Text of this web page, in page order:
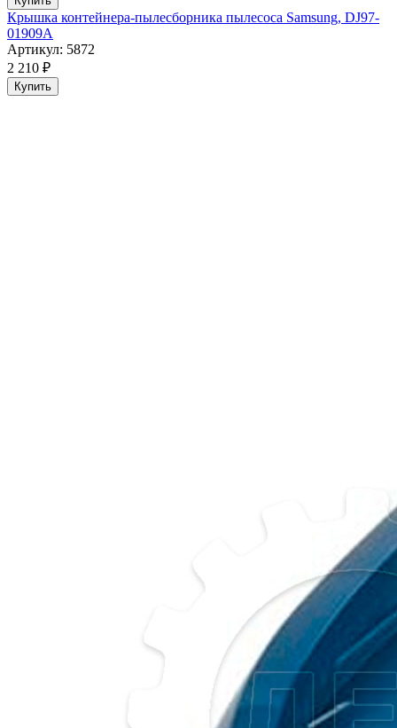
Крышка контейнера-пылесборника пылесоса Samsung, DJ97-
01909A
Артикул: 5872
2 210 ₽
Купить